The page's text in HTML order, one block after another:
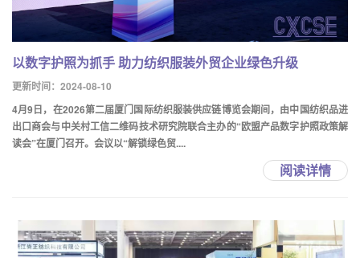
以数字护照为抓手 助力纺织服装外贸企业绿色升级
更新时间：2024-08-10
4月9日，在2026第二届厦门国际纺织服装供应链博览会期间，由中国纺织品进
出口商会与中关村工信二维码技术研究院联合主办的“欧盟产品数字护照政策解
读会”在厦门召开。会议以“解锁绿色贸....
阅读详情